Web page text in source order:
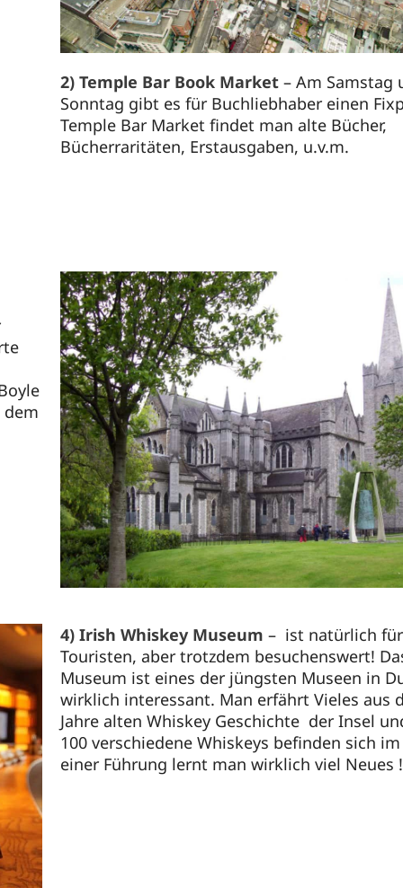
2) Temple Bar Book Market – Am Samstag
Sonntag gibt es für Buchliebhaber einen
Temple Bar Market findet man alte Bücher,
Bücherraritäten, Erstausgaben, u.v.m.
dem
4) Irish Whiskey Museum – ist natürlich für
Touristen, aber trotzdem besuchenswert!
Museum ist eines der jüngsten Museen in
wirklich interessant. Man erfährt Vieles aus
Jahre alten Whiskey Geschichte der Insel
100 verschiedene Whiskeys befinden sich
einer Führung lernt man wirklich viel Neues !